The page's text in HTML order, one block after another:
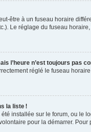
être à un fuseau horaire
Le réglage du fuseau
l’heure n’est toujours pas
réglé le fuseau
la liste !
installée sur le forum, ou le
pour la démarrer. Pour